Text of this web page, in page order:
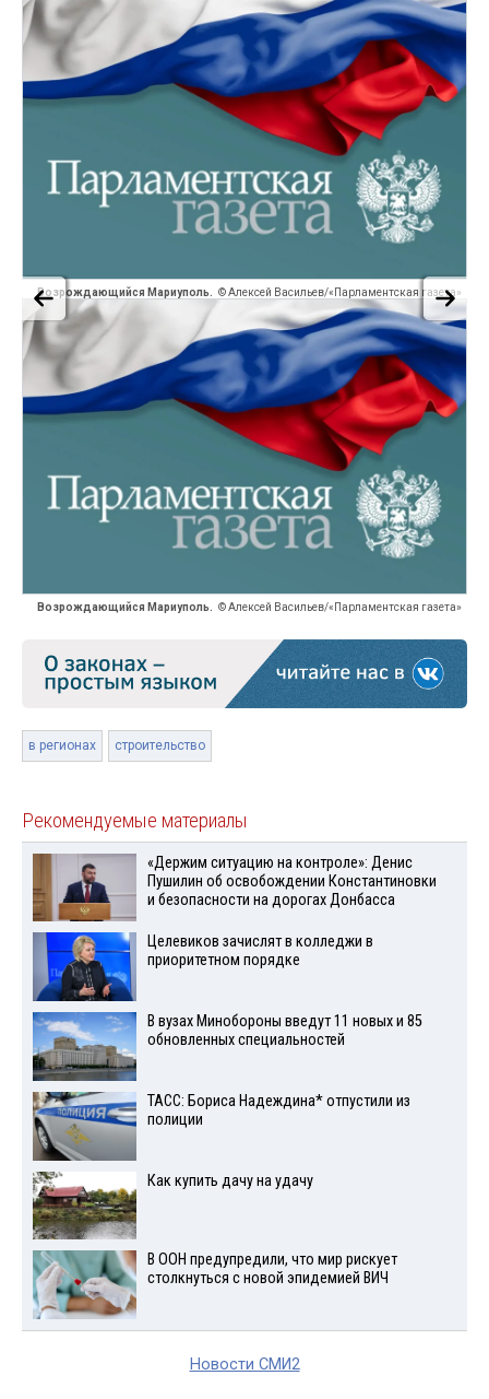
Возрождающийся Мариуполь. © Алексей Васильев/«Парламентская газета»
Возрождающийся Мариуполь. © Алексей Васильев/«Парламентская газета»
в регионах строительство
Рекомендуемые материалы
«Держим ситуацию на контроле»: Денис
Пушилин об освобождении Константиновки
и безопасности на дорогах Донбасса
Целевиков зачислят в колледжи в
приоритетном порядке
В вузах Минобороны введут 11 новых и 85
обновленных специальностей
ТАСС: Бориса Надеждина* отпустили из
полиции
Как купить дачу на удачу
В ООН предупредили, что мир рискует
столкнуться с новой эпидемией ВИЧ
Новости СМИ2